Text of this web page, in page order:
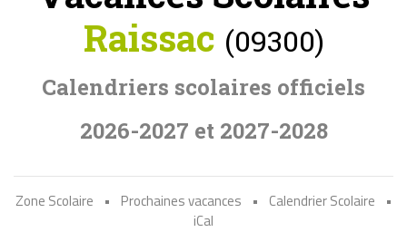
Raissac (09300)
Calendriers scolaires officiels
2026-2027 et 2027-2028
Zone Scolaire • Prochaines vacances • Calendrier Scolaire
•
iCal